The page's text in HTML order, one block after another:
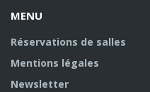
MENU
Réservations de salles
Mentions légales
Newsletter